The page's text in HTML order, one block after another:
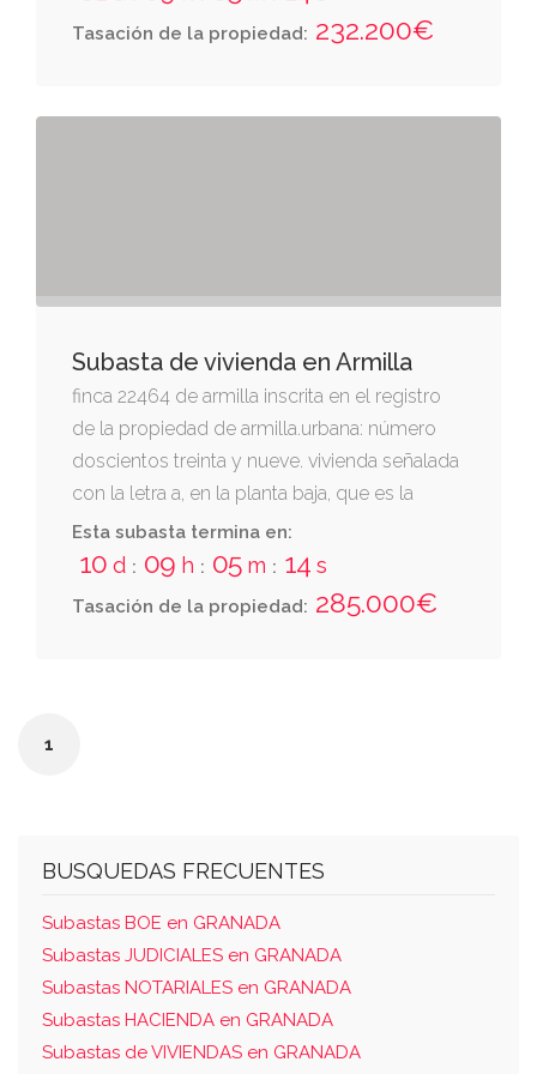
derecha entrando, miguel iborra; izquierda,
agustín hernández molero; espalda, placeta
da frente al callejón segundo de la cruz.
Tasación de la propiedad: 232.200€
Subasta de vivienda en Armilla
finca 22464 de armilla inscrita en el registro
de la propiedad de armilla.urbana: número
doscientos treinta y nueve. vivienda señalada
con la letra a, en la planta baja, que es la
cuarta general del conjunto, perteneciente a
la escalera 4, del portal dos, del bloque uno.
se denomina latitud campus de la salud, en
calle pasaje de la ciencia número uno, y
Esta subasta termina en:
10 d : 09 h : 05 m : 14 s
Tasación de la propiedad: 285.000€
1
BUSQUEDAS FRECUENTES
Subastas BOE en GRANADA
Subastas JUDICIALES en GRANADA
Subastas NOTARIALES en GRANADA
Subastas HACIENDA en GRANADA
Subastas de VIVIENDAS en GRANADA